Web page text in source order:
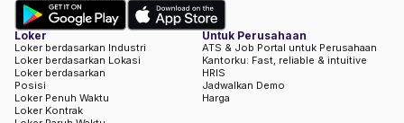
Loker
Loker berdasarkan Industri
Loker berdasarkan Lokasi
Loker berdasarkan
Posisi
Loker Penuh Waktu
Loker Kontrak
Untuk Perusahaan
ATS & Job Portal untuk Perusahaan
Kantorku: Fast, reliable & intuitive
HRIS
Jadwalkan Demo
Harga